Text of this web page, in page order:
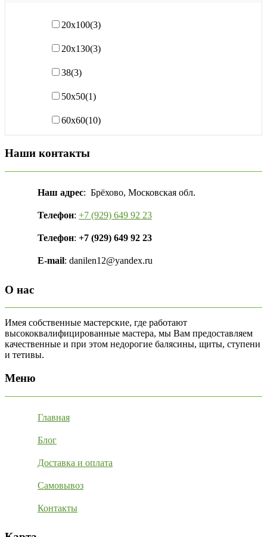
20х100(3)
20х130(3)
38(3)
50х50(1)
60х60(10)
Наши контакты
Наш адрес: Брёхово, Московская обл.
Телефон: +7 (929) 649 92 23
Телефон: +7 (929) 649 92 23
E-mail: danilen12@yandex.ru
О нас
Имея собственные мастерские, где работают
высококвалифицированные мастера, мы Вам предоставляем
качественные и при этом недорогие балясины, щиты, ступени
и тетивы.
Меню
Главная
Блог
Доставка и оплата
Самовывоз
Контакты